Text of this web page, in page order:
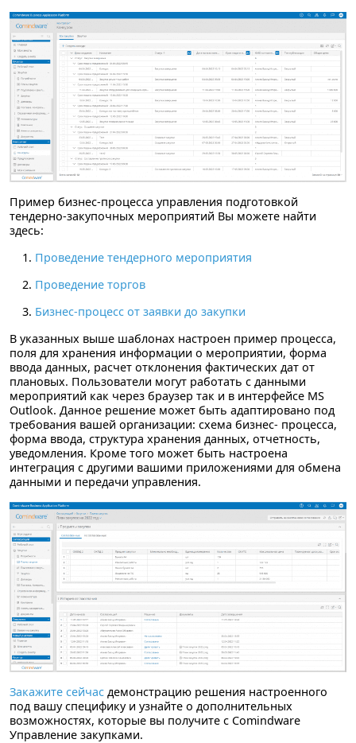
Пример бизнес-процесса управления подготовкой
тендерно-закупочных мероприятий Вы можете найти
здесь:
Проведение тендерного мероприятия
Проведение торгов
Бизнес-процесс от заявки до закупки
В указанных выше шаблонах настроен пример процесса,
поля для хранения информации о мероприятии, форма
ввода данных, расчет отклонения фактических дат от
плановых. Пользователи могут работать с данными
мероприятий как через браузер так и в интерфейсе MS
Outlook. Данное решение может быть адаптировано под
требования вашей организации: схема бизнес- процесса,
форма ввода, структура хранения данных, отчетность,
уведомления. Кроме того может быть настроена
интеграция с другими вашими приложениями для обмена
данными и передачи управления.
Закажите сейчас демонстрацию решения настроенного
под вашу специфику и узнайте о дополнительных
возможностях, которые вы получите с Comindware
Управление закупками.